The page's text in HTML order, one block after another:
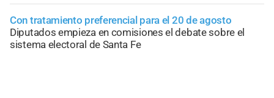
Con tratamiento preferencial para el 20 de agosto
Diputados empieza en comisiones el debate sobre el
sistema electoral de Santa Fe